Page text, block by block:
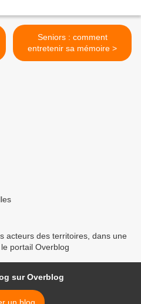
Seniors : comment
entretenir sa mémoire >
acteurs des territoires, dans une
portail Overblog
sur Overblog